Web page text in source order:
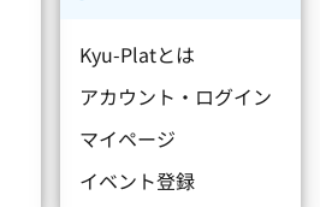
Kyu-Platとは
アカウント・ログイン
マイページ
イベント登録